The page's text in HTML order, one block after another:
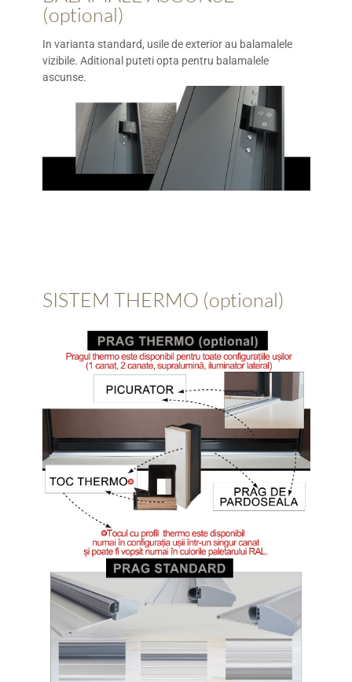
(optional)
In varianta standard, usile de exterior au balamalele
vizibile. Aditional puteti opta pentru balamalele
ascunse.
SISTEM THERMO (optional)